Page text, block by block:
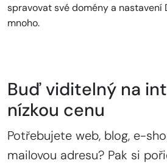
spravovat své domény a nastavení
mnoho.
Buď viditelný na
nízkou cenu
Potřebujete web, blog, e-
mailovou adresu? Pak si